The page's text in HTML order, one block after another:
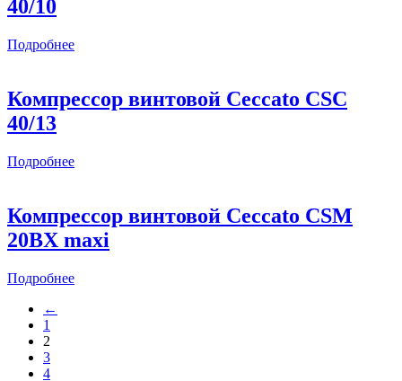
40/10
Подробнее
Компрессор винтовой Ceccato CSC
40/13
Подробнее
Компрессор винтовой Ceccato CSM
20BX maxi
Подробнее
←
1
2
3
4